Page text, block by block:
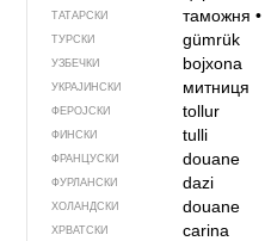
ТАТАРСКИ таможня•
ТУРСКИ gümrük
УЗБЕЧКИ bojxona
УКРАЈИНСКИ митниця
ФЕРОЈСКИ tollur
ФИНСКИ tulli
ФРАНЦУСКИ douane
ФУРЛАНСКИ dazi
ХОЛАНДСКИ douane
ХРВАТСКИ carina